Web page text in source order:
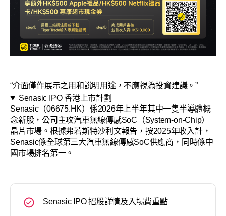
“介面僅作展示之用和說明用途，不應視為投資建議。”
Senasic IPO 香港上市計劃
Senasic（06675.HK）係2026年上半年其中一隻半導體概
念新股，公司主攻汽車無線傳感SoC（System-on-Chip）
晶片市場。根據弗若斯特沙利文報告，按2025年收入計，
Senasic係全球第三大汽車無線傳感SoC供應商，同時係中
國市場排名第一。
Senasic IPO 招股詳情及入場費重點